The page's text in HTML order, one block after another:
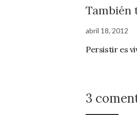
También
abril 18, 2012
Persistir es
3